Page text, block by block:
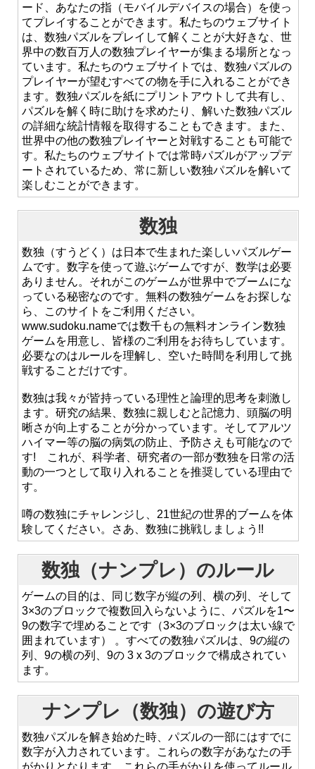
ード、あなたの指（モバイルデバイスの場合）を使っ
てプレイすることができます。私たちのウェブサイト
は、数独パズルをプレイして解くことが大好きな、世
界中の数百万人の数独プレイヤーが集まる場所となっ
ています。私たちのウェブサイトでは、数独パズルの
プレイヤーが望むすべての物を手に入れることができ
ます。数独パズルを紙にプリントアウトして共有し、
パズルを解く時に助けを求めたり、解いた数独パズル
の詳細な統計情報を取得することもできます。また、
世界中の他の数独プレイヤーと対戦することも可能で
す。私たちのウェブサイトでは常時パズルがアップデ
ートされているため、常に新しい数独パズルを解いて
楽しむことができます。
数独
数独（すうどく）は日本で生まれた楽しいパズルゲー
ムです。数字を使って遊ぶゲームですが、数学は必要
ありません。それがこのゲームが世界中でブームにな
っている秘密なのです。無料の数独ゲームをお探しな
ら、このサイトをご利用ください。
www.sudoku.nameでは数千もの無料オンライン数独
ゲームを用意し、皆様のご利用をお待ちしています。
必要なのはルールを理解し、空いた時間を利用して挑
戦することだけです。
数独は我々が皆持っている理性と論理的思考を刺激し
ます。研究の結果、数独に親しむと記憶力、頭脳の明
晰さが向上することが分かっています。そしてアルツ
ハイマー等の脳の病気の防止、予防さえも可能なので
す! これが、科学者、研究者の一部が数独を日常の活
動の一つとして取り入れることを推奨している理由で
す。
噂の数独にチャレンジし、21世紀の世界的ブームを体
験してください。さあ、数独に挑戦しましょう!!
数独（ナンプレ）のルール
ゲームの目的は、同じ数字が縦の列、横の列、そして
3×3のブロックで複数回入らないように、パズルを1〜
9の数字で埋めることです（3×3のブロックは太い線で
囲まれています） 。すべての数独パズルは、9の縦の
列、9の横の列、9の 3 x 3のブロックで構成されてい
ます。
ナンプレ（数独）の遊び方
数独パズルを解き始めた時、パズルの一部にはすでに
数字が入力されています。これらの数字があなたの手
がかりとなります。これらの手がかりを使ってルール